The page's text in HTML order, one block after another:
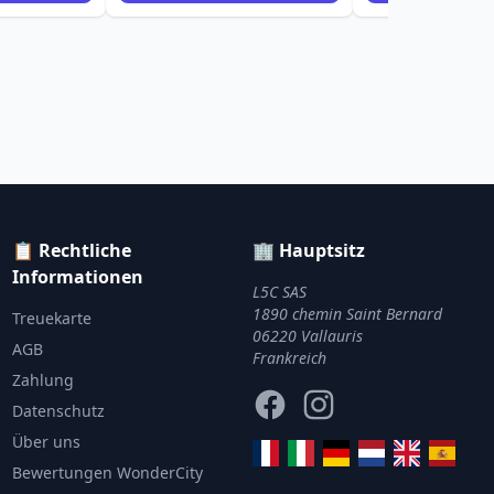
📋 Rechtliche
Informationen
Treuekarte
AGB
Zahlung
Datenschutz
Über uns
Bewertungen WonderCity
🏢 Hauptsitz
L5C SAS
1890 chemin Saint Bernard
06220 Vallauris
Frankreich
FacebookInstagram